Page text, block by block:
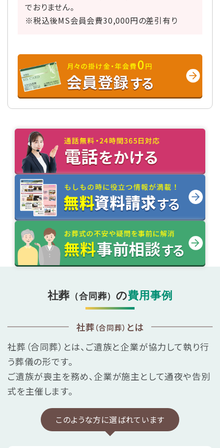
でおりません。
※税込後MS会員会費30,000円の差引有り
社葬 （合同葬） の費用事例
社葬（合同葬） とは
社葬（合同葬）とは、ご遺族と企業が協力して執り行
う葬儀の形です。
ご遺族が喪主を務め、企業が施主として通夜や告別
式を主催します。
このような方に選ばれています